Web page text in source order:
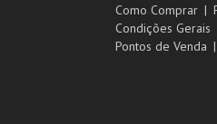
Como Comprar
Condições Gerais
Pontos de Venda